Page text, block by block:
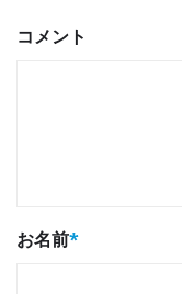
コメント
お名前*